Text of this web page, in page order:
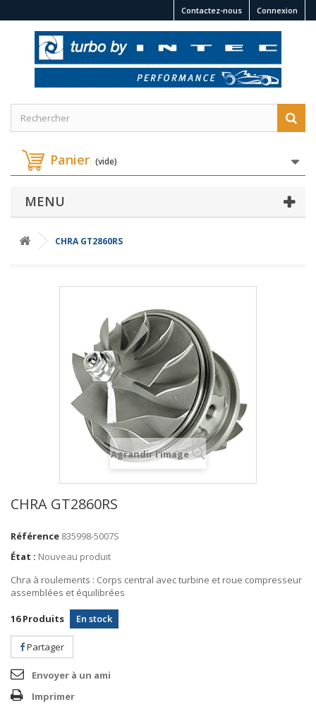
Connexion
Contactez-nous
Panier (vide)
MENU
CHRA GT2860RS
Agrandir l'image
CHRA GT2860RS
Référence 835998-5007S
État : Nouveau produit
Chra à roulements : Corps central avec turbine et roue compresseur
assemblées et équilibrées
16 Produits En stock
Partager
Envoyer à un ami
Imprimer